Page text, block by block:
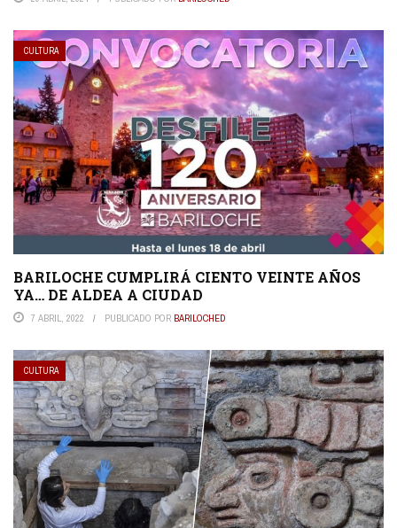
CULTURA
BARILOCHE CUMPLIRÁ CIENTO VEINTE AÑOS
YA… DE ALDEA A CIUDAD
7 ABRIL, 2022 PUBLICADO POR BARILOCHED
CULTURA